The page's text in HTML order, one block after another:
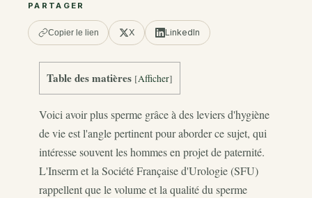
PARTAGER
Copier le lien X LinkedIn
Table des matières [Afficher]
Voici avoir plus sperme grâce à des leviers d'hygiène
de vie est l'angle pertinent pour aborder ce sujet, qui
intéresse souvent les hommes en projet de paternité.
L'Inserm et la Société Française d'Urologie (SFU)
rappellent que le volume et la qualité du sperme